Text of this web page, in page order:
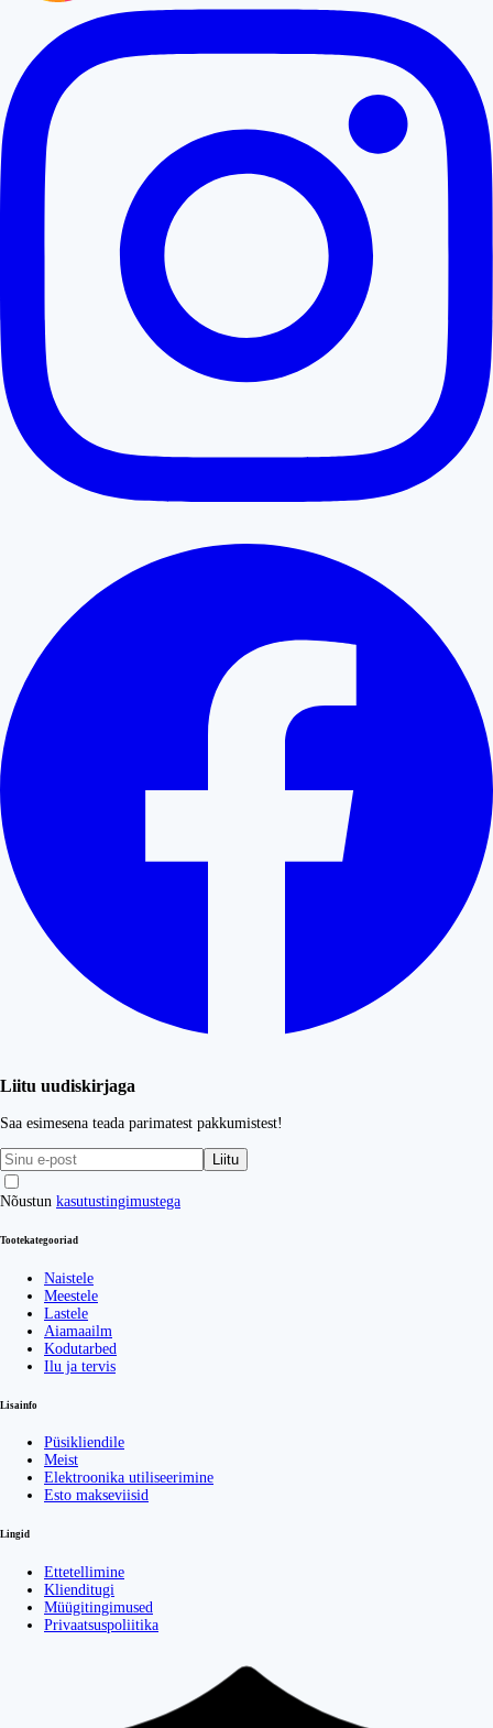
Liitu uudiskirjaga
Saa esimesena teada parimatest pakkumistest!
Liitu
Nõustun kasutustingimustega
Tootekategooriad
Naistele
Meestele
Lastele
Aiamaailm
Kodutarbed
Ilu ja tervis
Lisainfo
Püsikliendile
Meist
Elektroonika utiliseerimine
Esto makseviisid
Lingid
Ettetellimine
Klienditugi
Müügitingimused
Privaatsuspoliitika